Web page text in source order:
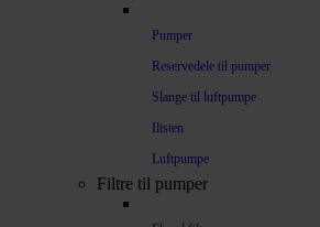
Pumper
Reservedele til pumper
Slange til luftpumpe
Iltsten
Luftpumpe
Filtre til pumper